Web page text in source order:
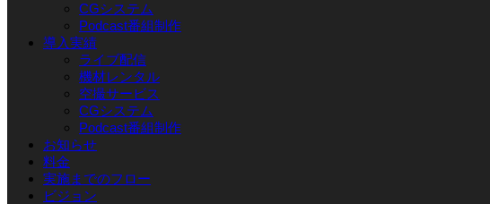
CGシステム
Podcast番組制作
導入実績
ライブ配信
機材レンタル
空撮サービス
CGシステム
Podcast番組制作
お知らせ
料金
実施までのフロー
ビジョン